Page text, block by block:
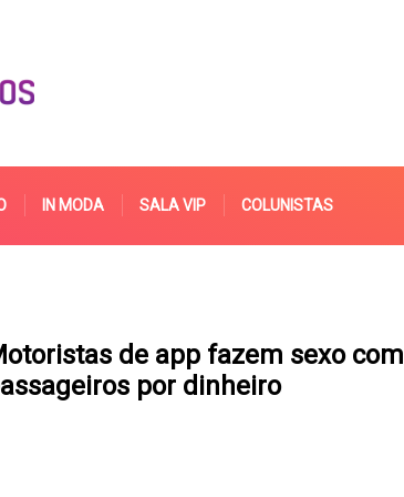
IN MODA SALA VIP COLUNISTAS
de app fazem sexo com
por dinheiro